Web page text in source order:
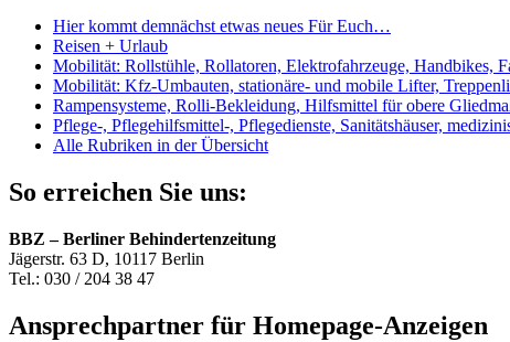
Hier kommt demnächst etwas neues Für Euch…
Reisen + Urlaub
Mobilität: Rollstühle, Rollatoren, Elektrofahrzeuge, Handbikes,
Mobilität: Kfz-Umbauten, stationäre- und mobile Lifter,
Rampensysteme, Rolli-Bekleidung, Hilfsmittel für obere
Pflege-, Pflegehilfsmittel-, Pflegedienste, Sanitätshäuser,
Alle Rubriken in der Übersicht
So erreichen Sie uns:
BBZ – Berliner Behindertenzeitung
Jägerstr. 63 D, 10117 Berlin
Tel.: 030 / 204 38 47
Ansprechpartner für Homepage-Anzeigen